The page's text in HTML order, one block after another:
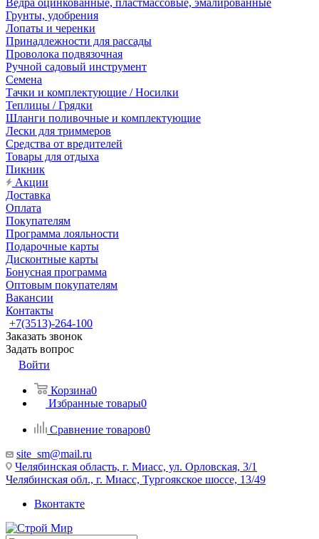
Ведра оцинкованные, пластмассовые, эмалированные
Грунты, удобрения
Лопаты и черенки
Принадлежности для рассады
Проволока подвязочная
Ручной садовый инструмент
Семена
Тачки и комплектующие / Носилки
Теплицы / Грядки
Шланги поливочные и комплектующие
Лески для триммеров
Средства от вредителей
Товары для отдыха
Пикник
Акции
Доставка
Оплата
Покупателям
Программа лояльности
Подарочные карты
Дисконтные карты
Бонусная программа
Оптовым покупателям
Вакансии
Контакты
+7(3513)-264-100
Заказать звонок
Задать вопрос
Войти
Корзина0
Избранные товары0
Сравнение товаров0
site_sm@mail.ru
Челябинская область, г. Миасс, ул. Орловская, 3/1
Челябинская обл., г. Миасс, Тургоякское шоссе, 13/49
Вконтакте